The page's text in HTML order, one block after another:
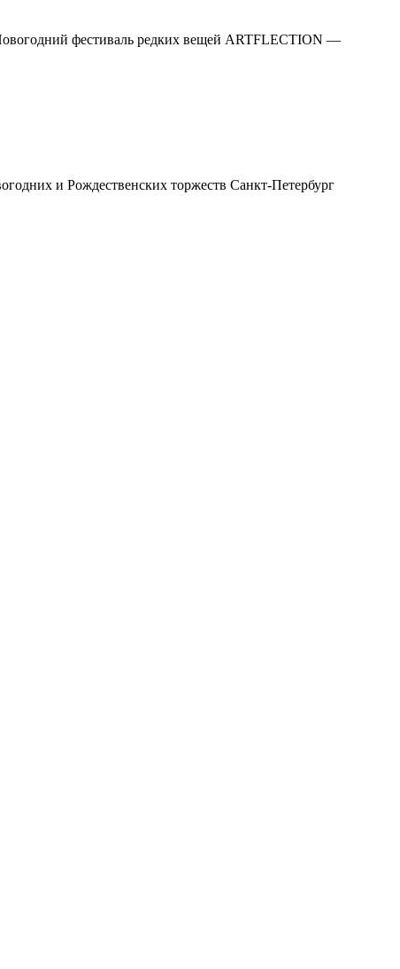
фестиваль редких вещей ARTFLECTION —
и Рождественских торжеств Санкт-Петербург